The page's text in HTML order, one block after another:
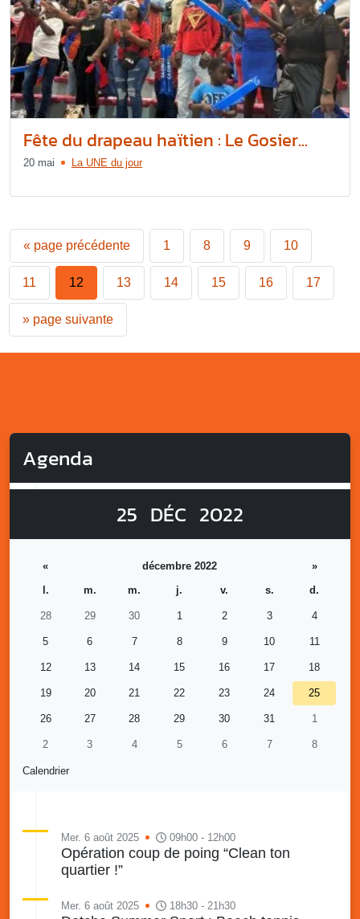
Fête du drapeau haïtien : Le Gosier...
20 mai La UNE du jour
« page précédente 1 8 9 10
11 12 13 14 15 16 17
» page suivante
Agenda
25 DÉC 2022
Calendrier
« décembre 2022
»
l.
m. m. j. v. s. d.
28 29 30 1 2 3 4
5 6 7 8 9 10 11
12 13 14 15 16 17 18
19 20 21 22 23 24 25
26 27 28 29 30 31 1
2 3 4 5 6 7 8
Mer. 6 août 2025 09h00 - 12h00
Opération coup de poing “Clean ton
quartier !”
Mer. 6 août 2025 18h30 - 21h30